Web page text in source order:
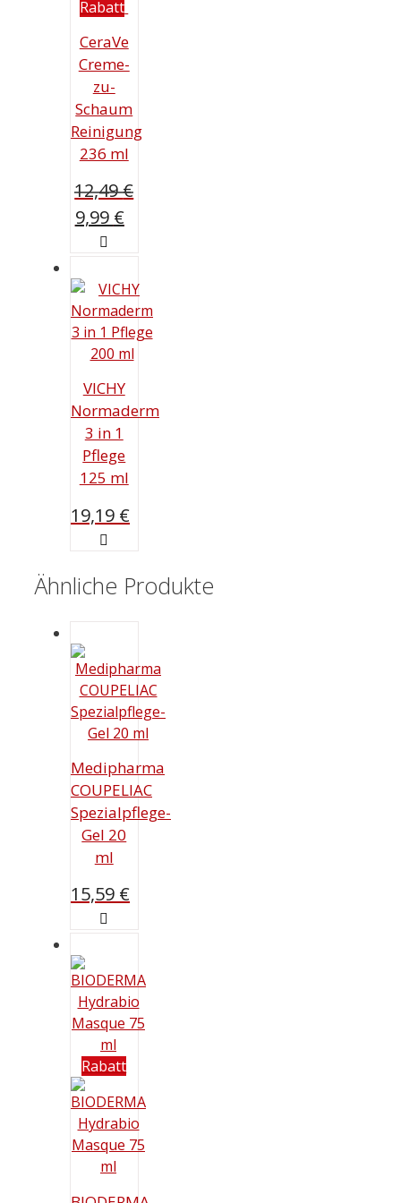
Rabatt
CeraVe
Creme-
zu-
Schaum
Reinigung
236 ml
12,49€
Ursprünglicher
Preis
12,49 €
9,99 €Aktueller
VICHY
Normaderm
3 in 1
Pflege
125 ml
19,19 €
Ähnliche Produkte
Medipharma
COUPELIAC
Spezialpflege-
Gel 20
ml
15,59 €
Rabatt